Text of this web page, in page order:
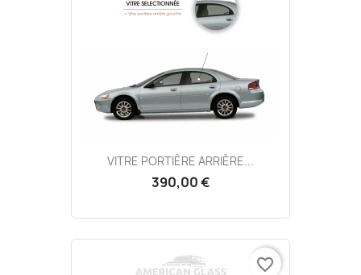
VITRE PORTIÈRE ARRIÈRE...
390,00 €
favorite_border